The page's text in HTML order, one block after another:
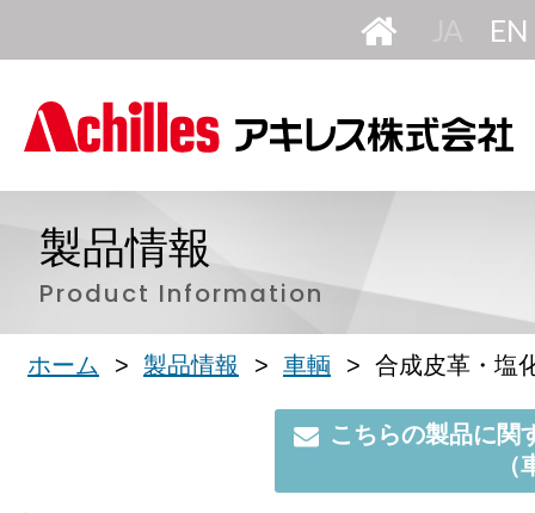
本
製品情報
Product Information
ホーム 製品情報 車輌 合成皮革・塩
こちらの製品に関